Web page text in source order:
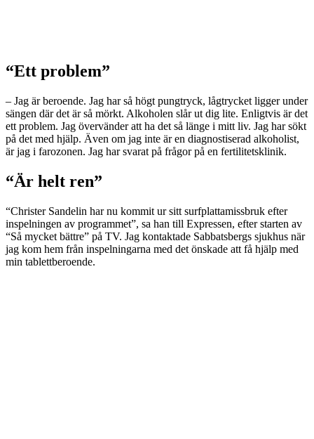
“Ett problem”
– Jag är beroende. Jag har så högt pungtryck, lågtrycket ligger under
sängen där det är så mörkt. Alkoholen slår ut dig lite. Enligtvis är det
ett problem. Jag övervänder att ha det så länge i mitt liv. Jag har sökt
på det med hjälp. Även om jag inte är en diagnostiserad alkoholist,
är jag i farozonen. Jag har svarat på frågor på en fertilitetsklinik.
“Är helt ren”
“Christer Sandelin har nu kommit ur sitt surfplattamissbruk efter
inspelningen av programmet”, sa han till Expressen, efter starten av
“Så mycket bättre” på TV. Jag kontaktade Sabbatsbergs sjukhus när
jag kom hem från inspelningarna med det önskade att få hjälp med
min tablettberoende.